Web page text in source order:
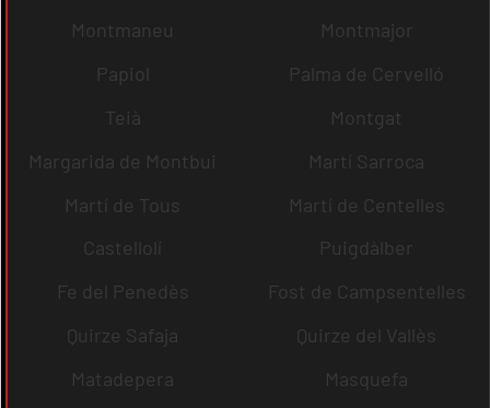
Montmaneu
Montmajor
Papiol
Palma de Cervelló
Teià
Montgat
Margarida de Montbui
Martí Sarroca
Martí de Tous
Martí de Centelles
Castellolí
Puigdàlber
Fe del Penedès
Fost de Campsentelles
Quirze Safaja
Quirze del Vallès
Matadepera
Masquefa